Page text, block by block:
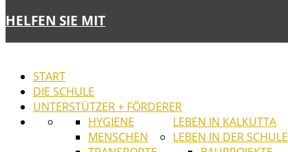
HELFEN SIE MIT
START
DIE SCHULE
UNTERSTÜTZER + FÖRDERER
LEBEN IN KALKUTTA
HYGIENE
MENSCHEN
LEBEN IN DER SCHULE